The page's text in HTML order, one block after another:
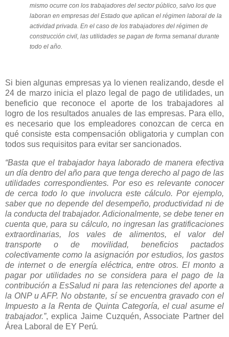
mismo ocurre con los trabajadores del sector público, salvo los que
laboran en empresas del Estado que aplican el régimen laboral de la
actividad privada. En el caso de los trabajadores del régimen de
construcción civil, las utilidades se pagan de forma semanal durante
todo el año.
Si bien algunas empresas ya lo vienen realizando, desde el
24 de marzo inicia el plazo legal de pago de utilidades, un
beneficio que reconoce el aporte de los trabajadores al
logro de los resultados anuales de las empresas. Para ello,
es necesario que los empleadores conozcan de cerca en
qué consiste esta compensación obligatoria y cumplan con
todos sus requisitos para evitar ser sancionados.
“Basta que el trabajador haya laborado de manera efectiva
un día dentro del año para que tenga derecho al pago de las
utilidades correspondientes. Por eso es relevante conocer
de cerca todo lo que involucra este cálculo. Por ejemplo,
saber que no depende del desempeño, productividad ni de
la conducta del trabajador. Adicionalmente, se debe tener en
cuenta que, para su cálculo, no ingresan las gratificaciones
extraordinarias, los vales de alimentos, el valor del
transporte o de movilidad, beneficios pactados
colectivamente como la asignación por estudios, los gastos
de internet o de energía eléctrica, entre otros. El monto a
pagar por utilidades no se considera para el pago de la
contribución a EsSalud ni para las retenciones del aporte a
la ONP u AFP. No obstante, sí se encuentra gravado con el
Impuesto a la Renta de Quinta Categoría, el cual asume el
trabajador.”, explica Jaime Cuzquén, Associate Partner del
Área Laboral de EY Perú.